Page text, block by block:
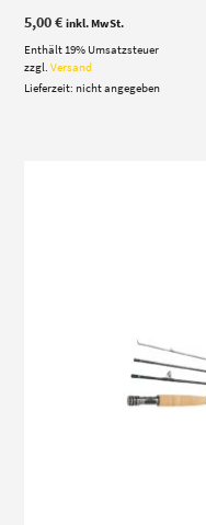
5,00€ inkl. MwSt.
Enthält 19% Umsatzsteuer
zzgl.Versand
Lieferzeit: nicht angegeben